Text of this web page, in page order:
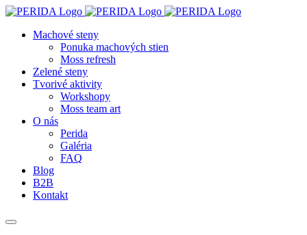
Machové steny
Ponuka machových stien
Moss refresh
Zelené steny
Tvorivé aktivity
Workshopy
Moss team art
O nás
Perida
Galéria
FAQ
Blog
B2B
Kontakt